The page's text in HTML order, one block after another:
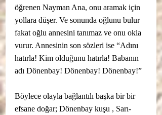
öğrenen Nayman Ana, onu aramak için
yollara düşer. Ve sonunda oğlunu bulur
fakat oğlu annesini tanımaz ve onu okla
vurur. Annesinin son sözleri ise “Adını
hatırla! Kim olduğunu hatırla! Babanın
adı Dönenbay! Dönenbay! Dönenbay!”
Böylece olayla bağlantılı başka bir bir
efsane doğar; Dönenbay kuşu , Sarı-